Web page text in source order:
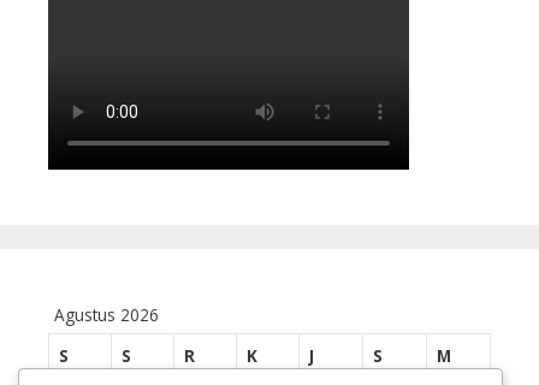
Agustus 2026
S
S R K J S M